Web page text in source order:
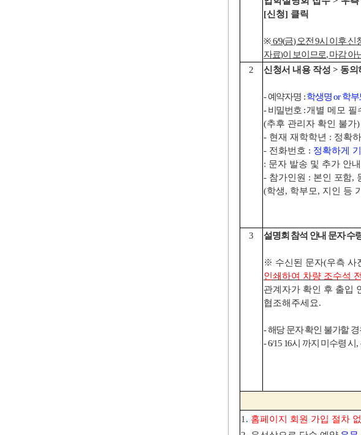
[신청] 클릭
※ 6/9(금)오전9시 이후 신
자료)이 보이므로,마감 아
2
신청서 내용 작성 > 동의
-예약자명 :학생명or학부
-비밀번호 :개별 메모 필
(추후 관리자 확인 불가)
- 현재 재학학년 : 정확
- 전화번호 : 정확하게
: 문자 발송 및 추가 안
- 참가인원 : 본인 포함,
(학생, 학부모, 지인 등
3 설명회 참석 안내 문자 수
※ 수신된 문자(우측 사
인쇄하여 차량 조수석
관계자가 확인 후 출입
협조해주세요.
-해당 문자 확인 불가할 경
- 6/15 16시 까지 미수령 시 ,
1. 홈페이지 회원 가입 절차